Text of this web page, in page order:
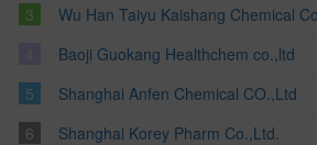
Wu Han Taiyu Kaishang Chemical
Baoji Guokang Healthchem co.,ltd
Shanghai Anfen Chemical CO.,Ltd
Shanghai Korey Pharm Co.,Ltd.